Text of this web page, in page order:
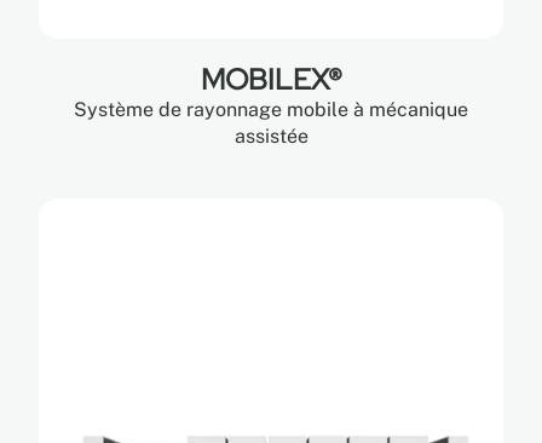
MOBILEX®
Système de rayonnage mobile à mécanique
assistée